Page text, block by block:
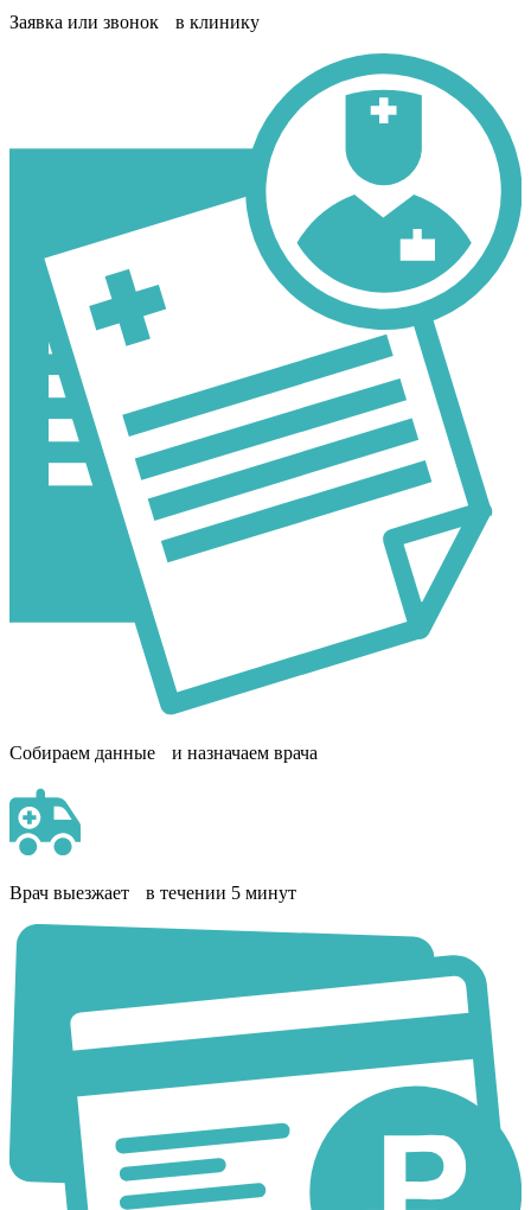
Заявка или звонок в клинику
Собираем данные и назначаем врача
Врач выезжает в течении 5 минут